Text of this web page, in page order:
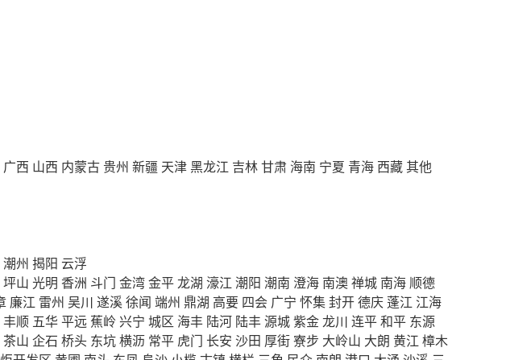
广西 山西 内蒙古 贵州 新疆 天津黑龙江 吉林甘肃 海南 宁夏 青海 西藏其他
潮州 揭阳 云浮
坪山 光明 香洲 斗门 金湾金平龙湖 濠江 潮阳 潮南 澄海 南澳禅城 南海 顺德
廉江 雷州 吴川 遂溪徐闻 端州 鼎湖 高要 四会 广宁 怀集封开德庆 蓬江 江海
丰顺 五华平远 蕉岭 兴宁 城区 海丰 陆河 陆丰源城紫金龙川 连平和平 东源
茶山 企石 桥头 东坑横沥 常平 虎门 长安 沙田 厚街寮步 大岭山 大朗 黄江 樟木